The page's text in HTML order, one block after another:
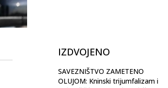
IZDVOJENO
SAVEZNIŠTVO ZAMETENO
OLUJOM: Kninski trijumfalizam i